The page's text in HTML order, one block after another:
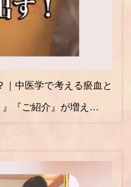
｜中医学で考える瘀血と
『ご紹介』が増え…